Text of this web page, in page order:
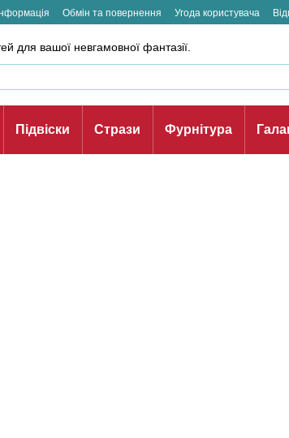
Обмін та повернення Угода користувача
для вашої невгамовної фантазії.
Підвіски Стрази Фурнітура